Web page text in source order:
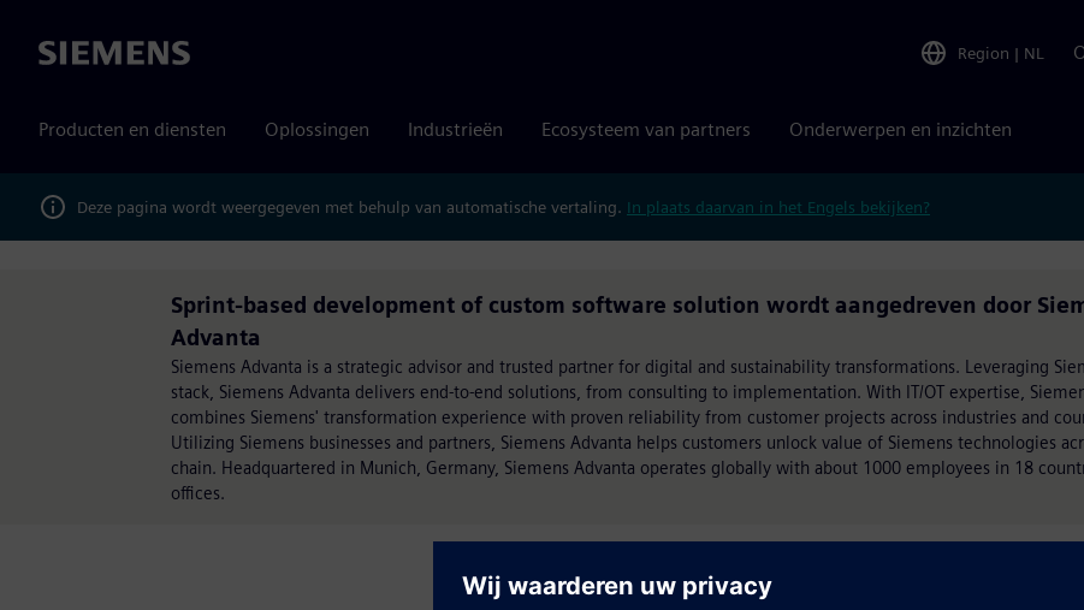
Siemens Region | NL
Producten en diensten Oplossingen Industrieën Ecosysteem van partners Onderwerpen en inzichten
Deze pagina wordt weergegeven met behulp van automatische vertaling. In plaats daarvan in het Engels bekijken?
Sprint-based development of custom software solution wordt aangedreven door
Advanta
Siemens Advanta is a strategic advisor and trusted partner for digital and sustainability transformations. Leveraging
stack, Siemens Advanta delivers end-to-end solutions, from consulting to implementation. With IT/OT expertise,
combines Siemens' transformation experience with proven reliability from customer projects across industries and
Utilizing Siemens businesses and partners, Siemens Advanta helps customers unlock value of Siemens technologies
chain. Headquartered in Munich, Germany, Siemens Advanta operates globally with about 1000 employees in 18
offices.